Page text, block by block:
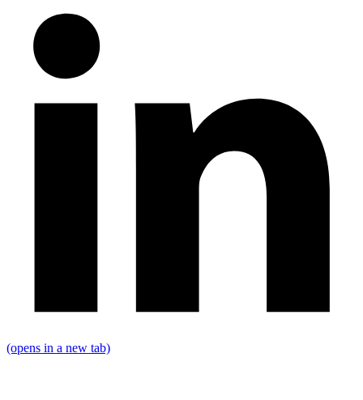
(opens in a new tab)